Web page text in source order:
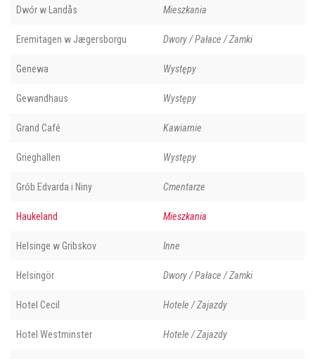
Dwór w Landås Mieszkania
Eremitagen w Jægersborgu Dwory / Pałace / Zamki
Genewa Występy
Gewandhaus Występy
Grand Café Kawiarnie
Grieghallen Występy
Grób Edvarda i Niny Cmentarze
Haukeland Mieszkania
Helsinge w Gribskov Inne
Helsingör Dwory / Pałace / Zamki
Hotel Cecil Hotele / Zajazdy
Hotel Westminster Hotele / Zajazdy